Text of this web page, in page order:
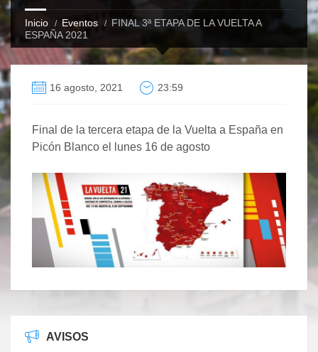
Inicio Eventos
FINAL 3ª ETAPA DE LA VUELTA A
ESPAÑA 2021
16 agosto, 2021 23:59
Final de la tercera etapa de la Vuelta a España en
Picón Blanco el lunes 16 de agosto
AVISOS